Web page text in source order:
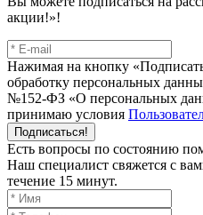
акции!»!
Нажимая на кнопку
обработку персональных
№152-ФЗ «О персональных
принимаю условия
Подписаться!
Есть вопросы по состоянию
Наш специалист свяжется с
течение 15 минут.